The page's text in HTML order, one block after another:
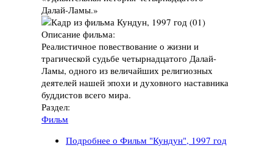
Далай-Ламы.»
Описание фильма:
Реалистичное повествование о жизни и
трагической судьбе четырнадцатого Далай-
Ламы, одного из величайших религиозных
деятелей нашей эпохи и духовного наставника
буддистов всего мира.
Раздел:
Фильм
Подробнее о Фильм "Кундун", 1997 год